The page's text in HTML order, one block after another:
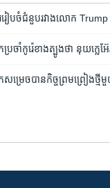
រៀបចំ​ជំនួប​រវាង​លោក
ចាំកូរ៉េ​ខាងត្បូង​ថា​ នុយក្លេអ៊
ម្រេច​បាន​កិច្ចព្រមព្រៀង​ថ្មី​